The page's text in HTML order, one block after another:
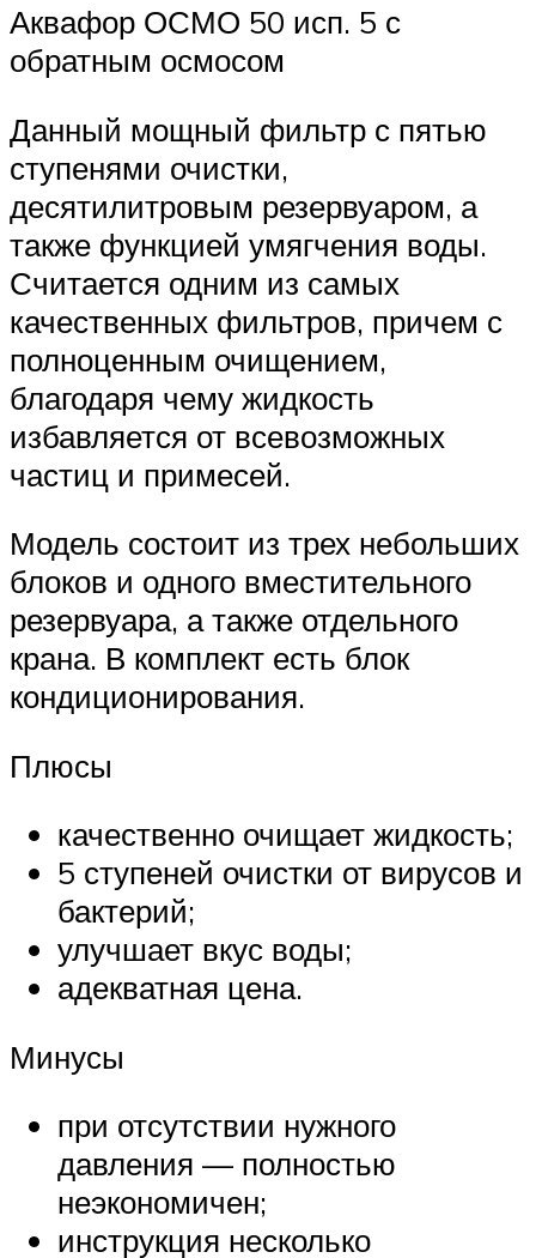
Аквафор ОСМО 50 исп. 5 с
обратным осмосом
Данный мощный фильтр с пятью
ступенями очистки,
десятилитровым резервуаром, а
также функцией умягчения воды.
Считается одним из самых
качественных фильтров, причем с
полноценным очищением,
благодаря чему жидкость
избавляется от всевозможных
частиц и примесей.
Модель состоит из трех небольших
блоков и одного вместительного
резервуара, а также отдельного
крана. В комплект есть блок
кондиционирования.
Плюсы
качественно очищает жидкость;
5 ступеней очистки от вирусов и
бактерий;
улучшает вкус воды;
адекватная цена.
Минусы
при отсутствии нужного
давления — полностью
неэкономичен;
инструкция несколько